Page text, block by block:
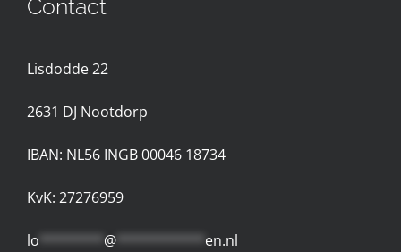
Nieuws
Contact met de Expertgroep
Gebruiksvoorwaarden
Contact
Lisdodde 22
2631 DJ Nootdorp
IBAN: NL56 INGB 00046 18734
KvK: 27276959
lo ******** @*********** en.nl